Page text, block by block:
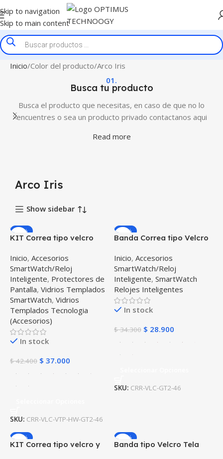
Skip to navigation
Skip to main content
Inicio Color del producto Arco Iris
01.
Busca tu producto
Busca el producto que necesitas, en caso de que no lo
encuentres o sea un producto privado contactanos aqui
Read more
Arco Iris
Show sidebar
-13%
KIT Correa tipo velcro
templado Reloj
Smartwatch Huawei GT2
46mm
Inicio, Accesorios
SmartWatch/Reloj
Inteligente, Protectores de
Pantalla, Vidrios Templados
SmartWatch, Vidrios
Templados Tecnologia
(Accesorios)
In stock
$42.400 $ 37.000
SKU: CRR-VLC-VTP-HW-GT2-46
-16%
Banda Correa tipo Velcro
GT 2 46mm
Inicio, Accesorios
SmartWatch/Reloj
Inteligente, SmartWatch
Relojes Inteligentes
In stock
$34.300 $ 28.900
SKU: CRR-VLC-GT2-46
-10%
KIT Correa tipo velcro y
-16%
Banda tipo Velcro Tela